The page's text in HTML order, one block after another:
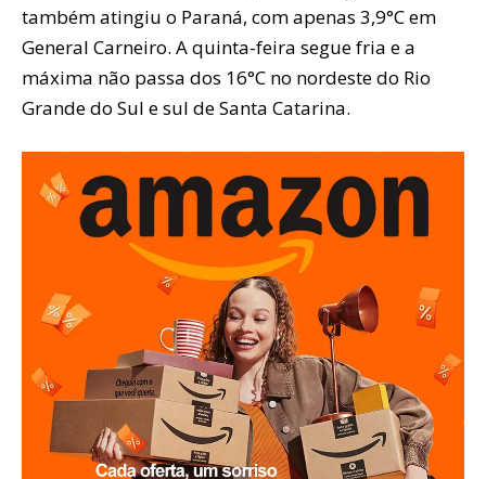
também atingiu o Paraná, com apenas 3,9°C em
General Carneiro. A quinta-feira segue fria e a
máxima não passa dos 16°C no nordeste do Rio
Grande do Sul e sul de Santa Catarina.